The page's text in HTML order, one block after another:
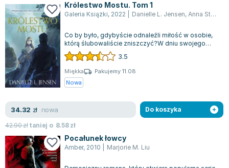
Królestwo Mostu. Tom 1
Galeria Książki, 2022 Danielle L. Jensen, Anna Studniarek
Co by było, gdybyście odnaleźli miłość w osobie,
którą ślubowaliście zniszczyć?W dniu swojego
ślubu Lara ma tylko jedno w zamyśle...
3.5
Miękka
Pakujemy 11.08
Nowa
34.32 zł nowa
42.90złtaniej o 8.58zł
Do koszyka
Pocałunek łowcy
Amber, 2010 Marjorie M. Liu